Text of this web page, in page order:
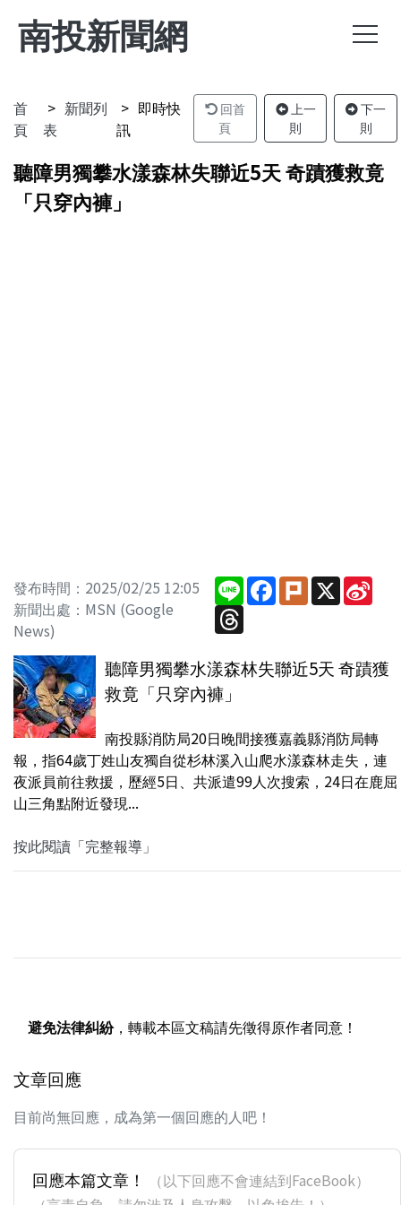
南投新聞網
首
頁
新聞列
表
即時快
訊
回首
頁
上一
則
下一
則
聽障男獨攀水漾森林失聯近5天 奇蹟獲救竟
「只穿內褲」
發布時間：2025/02/25 12:05
新聞出處：MSN (Google
News)
Line Facebook
PlurkX
Threads
聽障男獨攀水漾森林失聯近5天 奇蹟獲
救竟「只穿內褲」
南投縣消防局20日晚間接獲嘉義縣消防局轉
報，指64歲丁姓山友獨自從杉林溪入山爬水漾森林走失，連
夜派員前往救援，歷經5日、共派遣99人次搜索，24日在鹿屈
山三角點附近發現...
按此閱讀「完整報導」
避免法律糾紛，轉載本區文稿請先徵得原作者同意！
文章回應
目前尚無回應，成為第一個回應的人吧！
回應本篇文章！
（以下回應不會連結到FaceBook）